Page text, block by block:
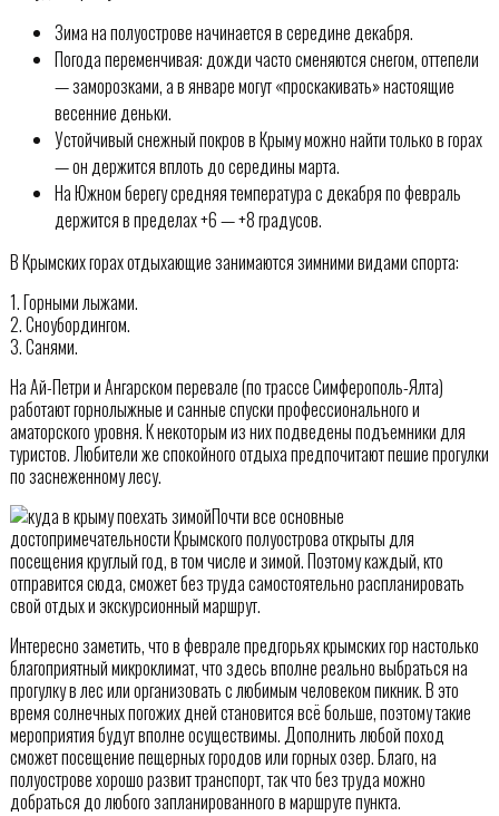
Зима на полуострове начинается в середине декабря.
Погода переменчивая: дожди часто сменяются снегом, оттепели
— заморозками, а в январе могут «проскакивать» настоящие
весенние деньки.
Устойчивый снежный покров в Крыму можно найти только в горах
— он держится вплоть до середины марта.
На Южном берегу средняя температура с декабря по февраль
держится в пределах +6 — +8 градусов.
В Крымских горах отдыхающие занимаются зимними видами спорта:
1. Горными лыжами.
2. Сноубордингом.
3. Санями.
На Ай-Петри и Ангарском перевале (по трассе Симферополь-Ялта)
работают горнолыжные и санные спуски профессионального и
аматорского уровня. К некоторым из них подведены подъемники для
туристов. Любители же спокойного отдыха предпочитают пешие прогулки
по заснеженному лесу.
Почти все основные
достопримечательности Крымского полуострова открыты для
посещения круглый год, в том числе и зимой. Поэтому каждый, кто
отправится сюда, сможет без труда самостоятельно распланировать
свой отдых и экскурсионный маршрут.
Интересно заметить, что в феврале предгорьях крымских гор настолько
благоприятный микроклимат, что здесь вполне реально выбраться на
прогулку в лес или организовать с любимым человеком пикник. В это
время солнечных погожих дней становится всё больше, поэтому такие
мероприятия будут вполне осуществимы. Дополнить любой поход
сможет посещение пещерных городов или горных озер. Благо, на
полуострове хорошо развит транспорт, так что без труда можно
добраться до любого запланированного в маршруте пункта.